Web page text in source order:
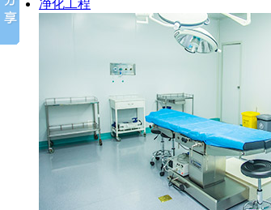
净化工程